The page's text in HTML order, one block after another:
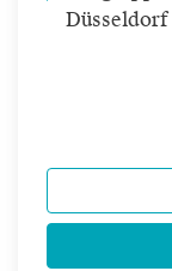
Düsseldorf